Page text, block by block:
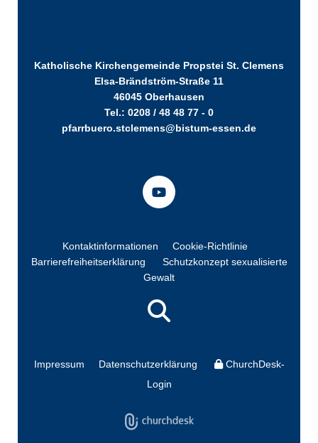
Katholische Kirchengemeinde Propstei St. Clemens
Elsa-Brändström-Straße 11
46045 Oberhausen
Tel.: 0208 / 48 48 77 - 0
pfarrbuero.stclemens@bistum-essen.de
Kontaktinformationen
Cookie-Richtlinie
Barrierefreiheitserklärung
Schutzkonzept sexualisierte
Gewalt
Impressum Datenschutzerklärung
ChurchDesk-
Login